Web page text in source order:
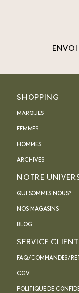
SHOPPING
MARQUES
FEMMES
HOMMES
ARCHIVES
NOTRE
QUI SOMMES NOUS?
NOS MAGASINS
BLOG
SERVICE CLIENT
FAQ / COMMANDES /
CGV
POLITIQUE DE